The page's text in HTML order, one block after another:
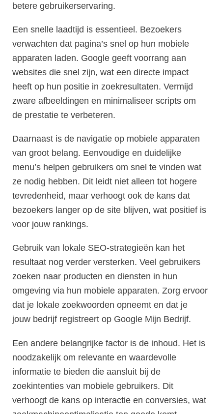
betere gebruikerservaring.
Een snelle laadtijd is essentieel. Bezoekers
verwachten dat pagina’s snel op hun mobiele
apparaten laden. Google geeft voorrang aan
websites die snel zijn, wat een directe impact
heeft op hun positie in zoekresultaten. Vermijd
zware afbeeldingen en minimaliseer scripts om
de prestatie te verbeteren.
Daarnaast is de navigatie op mobiele apparaten
van groot belang. Eenvoudige en duidelijke
menu’s helpen gebruikers om snel te vinden wat
ze nodig hebben. Dit leidt niet alleen tot hogere
tevredenheid, maar verhoogt ook de kans dat
bezoekers langer op de site blijven, wat positief is
voor jouw rankings.
Gebruik van lokale SEO-strategieën kan het
resultaat nog verder versterken. Veel gebruikers
zoeken naar producten en diensten in hun
omgeving via hun mobiele apparaten. Zorg ervoor
dat je lokale zoekwoorden opneemt en dat je
jouw bedrijf registreert op Google Mijn Bedrijf.
Een andere belangrijke factor is de inhoud. Het is
noodzakelijk om relevante en waardevolle
informatie te bieden die aansluit bij de
zoekintenties van mobiele gebruikers. Dit
verhoogt de kans op interactie en conversies, wat